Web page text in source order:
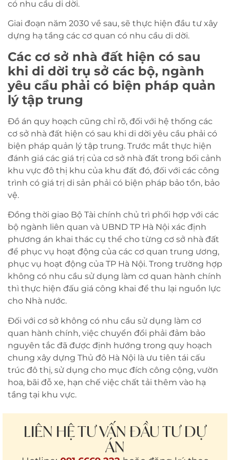
có nhu cầu di dời.
Giai đoạn năm 2030 về sau, sẽ thực hiện đầu tư xây
dựng hạ tầng các cơ quan có nhu cầu di dời.
Các cơ sở nhà đất hiện có sau
khi di dời trụ sở các bộ, ngành
yêu cầu phải có biện pháp quản
lý tập trung
Đồ án quy hoạch cũng chỉ rõ, đối với hệ thống các
cơ sở nhà đất hiện có sau khi di dời yêu cầu phải có
biện pháp quản lý tập trung. Trước mắt thực hiện
đánh giá các giá trị của cơ sở nhà đất trong bối cảnh
khu vực đô thị khu của khu đất đó, đối với các công
trình có giá trị di sản phải có biện pháp bảo tồn, bảo
vệ.
Đồng thời giao Bộ Tài chính chủ trì phối hợp với các
bộ ngành liên quan và UBND TP Hà Nội xác định
phương án khai thác cụ thể cho từng cơ sở nhà đất
để phục vụ hoạt động của các cơ quan trung ương,
phục vụ hoạt động của TP Hà Nội. Trong trường hợp
không có nhu cầu sử dụng làm cơ quan hành chính
thì thực hiện đấu giá công khai để thu lại nguồn lực
cho Nhà nước.
Đối với cơ sở không có nhu cầu sử dụng làm cơ
quan hành chính, việc chuyển đổi phải đảm bảo
nguyên tắc đã được định hướng trong quy hoạch
chung xây dựng Thủ đô Hà Nội là ưu tiên tái cấu
trúc đô thị, sử dụng cho mục đích công cộng, vườn
hoa, bãi đỗ xe, hạn chế việc chất tải thêm vào hạ
tầng tại khu vực.
LIÊN HỆ TƯ VẤN ĐẦU TƯ DỰ
ÁN